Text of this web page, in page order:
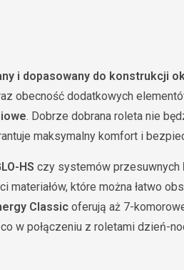
i dopasowany do konstrukcji
obecność dodatkowych
. Dobrze dobrana roleta nie
maksymalny komfort i
HS czy systemów przesuwnych
które można łatwo
Classic oferują aż 7-
w połączeniu z roletami dzień-